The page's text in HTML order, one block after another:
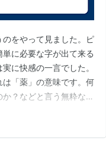
をやって見ました。ピ
に必要な字が出て来る
に快感の一言でした。
「薬」の意味です。何
？などと言う無粋な疑
字で「なになにする時